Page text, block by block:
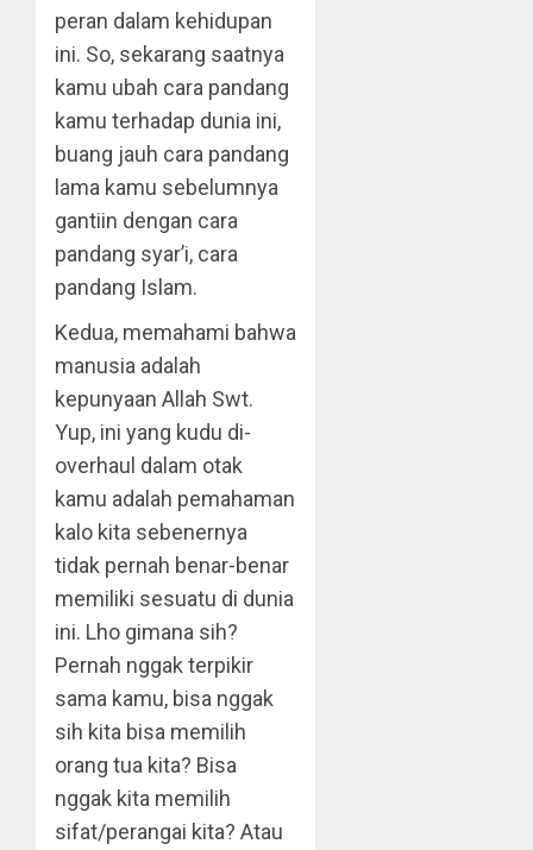
peran dalam kehidupan
ini. So, sekarang saatnya
kamu ubah cara pandang
kamu terhadap dunia ini,
buang jauh cara pandang
lama kamu sebelumnya
gantiin dengan cara
pandang syar’i, cara
pandang Islam.
Kedua, memahami bahwa
manusia adalah
kepunyaan Allah Swt.
Yup, ini yang kudu di-
overhaul dalam otak
kamu adalah pemahaman
kalo kita sebenernya
tidak pernah benar-benar
memiliki sesuatu di dunia
ini. Lho gimana sih?
Pernah nggak terpikir
sama kamu, bisa nggak
sih kita bisa memilih
orang tua kita? Bisa
nggak kita memilih
sifat/perangai kita? Atau